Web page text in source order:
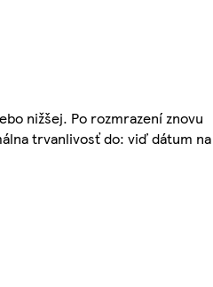
nižšej. Po rozmrazení znovu
trvanlivosť do: viď dátum na